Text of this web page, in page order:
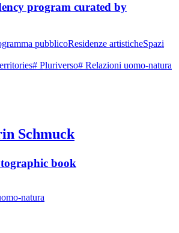
program curated by
pubblicoResidenze artisticheSpazi
# Pluriverso# Relazioni uomo-natura
Schmuck
book
natura